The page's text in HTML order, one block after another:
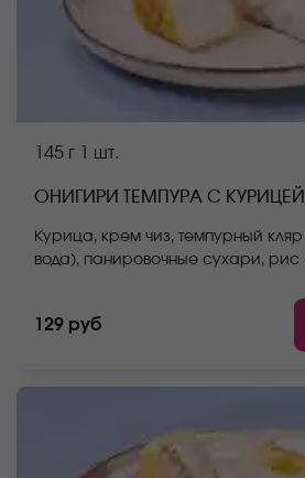
145 г 1 шт.
ОНИГИРИ ТЕМПУРА С КУРИЦЕЙ
Курица, крем чиз, темпурный
вода), панировочные сухари, рис
васаби и соевый соус. Они не
заказа. *Внешний вид блюда
129 руб